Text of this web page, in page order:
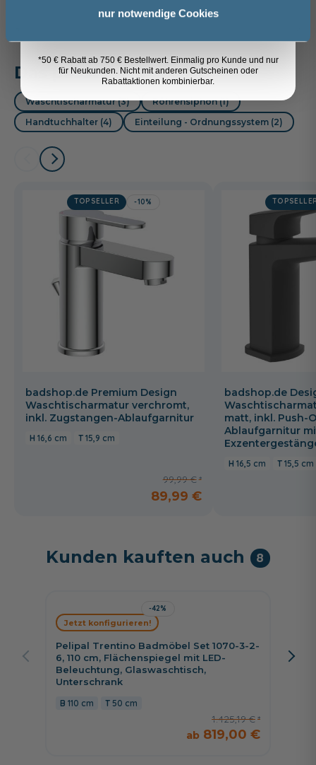
nur notwendige Cookies
Das passt dazu
Waschtischarmatur (3)
Röhrensiphon (1)
Handtuchhalter (4)
Einteilung - Ordnungssystem (2)
TOPSELLER -10%
badshop.de Premium Design
Waschtischarmatur verchromt,
inkl. Zugstangen-Ablaufgarnitur
16,6 cm 15,9 cm
99,99 €
89,99 €
badshop.de
matt, inkl. Push-
Ablaufgarnitur
16,5 cm 15,5 cm
Kunden kauften auch 8
-42%
Pelipal Trentino Badmöbel Set 1070-3-2-
6, 110 cm, Flächenspiegel mit LED-
Beleuchtung, Glaswaschtisch,
Unterschrank
110 cm 50 cm
1.425,19 €
819,00 €
Jetzt konfigurieren!
Anmelden
*50 € Rabatt ab 750 € Bestellwert. Einmalig pro Kunde und nur
für Neukunden. Nicht mit anderen Gutscheinen oder
Rabattaktionen kombinierbar.